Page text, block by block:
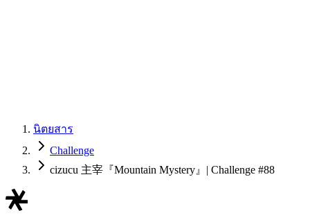
นิตยสาร
Challenge
cizucu 主宰『Mountain Mystery』| Challenge #88